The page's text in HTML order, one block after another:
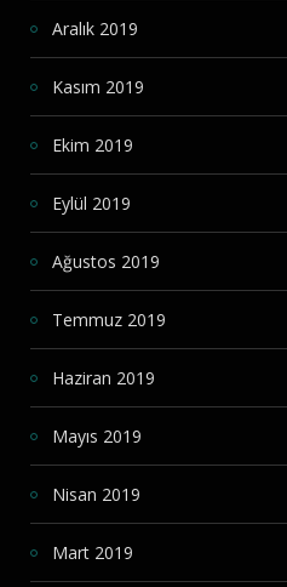
Aralık 2019
Kasım 2019
Ekim 2019
Eylül 2019
Ağustos 2019
Temmuz 2019
Haziran 2019
Mayıs 2019
Nisan 2019
Mart 2019